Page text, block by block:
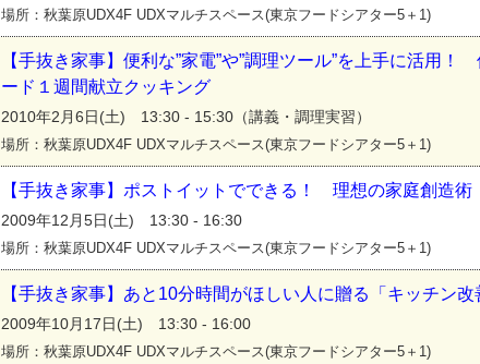
場所：秋葉原UDX4F UDXマルチスペース(東京フードシアター5＋1)
【手抜き家事】便利な”家電”や”調理ツール”を上手に活用
ード１週間献立クッキング
2010年2月6日(土) 13:30 - 15:30（講義・調理実習）
場所：秋葉原UDX4F UDXマルチスペース(東京フードシアター5＋1)
【手抜き家事】ポストイットでできる！ 理想の家庭創造術
2009年12月5日(土) 13:30 - 16:30
場所：秋葉原UDX4F UDXマルチスペース(東京フードシアター5＋1)
【手抜き家事】あと10分時間がほしい人に贈る「キッチン改
2009年10月17日(土) 13:30 - 16:00
場所：秋葉原UDX4F UDXマルチスペース(東京フードシアター5＋1)